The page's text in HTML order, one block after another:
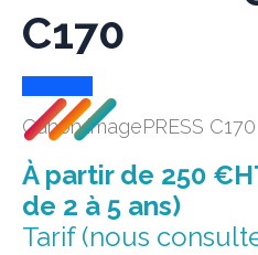
C170
Canon imagePRESS C170
À partir de 250
de 2 à 5 ans)
Tarif (nous